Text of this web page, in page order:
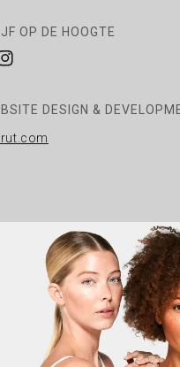
OP DE HOOGTE
DESIGN &